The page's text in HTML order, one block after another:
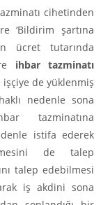
cihetinden
‘Bildirim şartına
ücret tutarında
ihbar tazminatı
işçiye de yüklenmiş
nedenle sona
tazminatına
istifa ederek
de talep
talep edebilmesi
iş akdini sona